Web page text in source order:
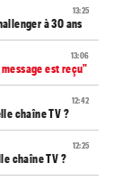
13:25
à 30 ans
13:06
est reçu"
12:42
chaîne TV ?
12:25
chaîne TV ?